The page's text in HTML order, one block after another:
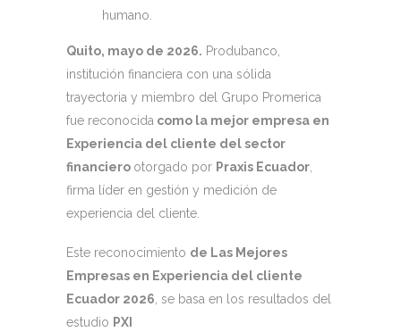
humano.
Quito, mayo de 2026. Produbanco,
institución financiera con una sólida
trayectoria y miembro del Grupo Promerica
fue reconocida como la mejor empresa en
Experiencia del cliente del sector
financiero otorgado por Praxis Ecuador
firma líder en gestión y medición de
experiencia del cliente.
Este reconocimiento de Las Mejores
Empresas en Experiencia del cliente
Ecuador 2026 , se basa en los resultados del
estudio PXI